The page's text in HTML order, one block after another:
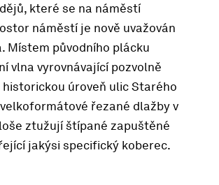
které se na náměstí
náměstí je nově uvažován
Místem původního plácku
vlna vyrovnávající pozvolně
historickou úroveň ulic Starého
řezané dlažby v
ztužují štípané zapuštěné
jakýsi specifický koberec.